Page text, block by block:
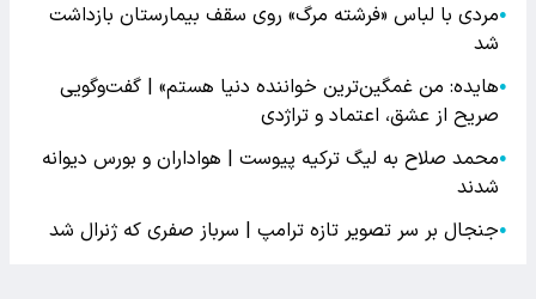
●مردی با لباس «فرشته مرگ» روی سقف بیمارستان بازداشت
شد
●هایده: من غمگین‌ترین خواننده دنیا هستم» | گفت‌وگویی
صریح از عشق، اعتماد و تراژدی
●محمد صلاح به لیگ ترکیه پیوست | هواداران و بورس دیوانه
شدند
●جنجال بر سر تصویر تازه ترامپ | سرباز صفری که ژنرال شد